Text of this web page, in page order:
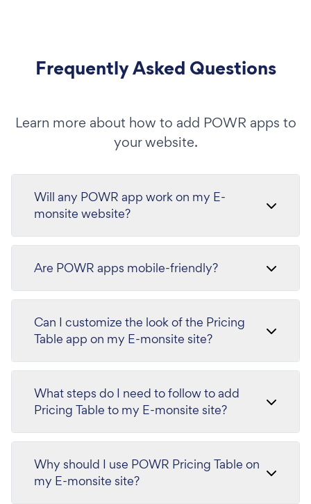
Frequently Asked Questions
Learn more about how to add POWR apps to
your website.
Will any POWR app work on my E-
monsite website?
Are POWR apps mobile-friendly?
Can I customize the look of the Pricing
Table app on my E-monsite site?
What steps do I need to follow to add
Pricing Table to my E-monsite site?
Why should I use POWR Pricing Table on
my E-monsite site?